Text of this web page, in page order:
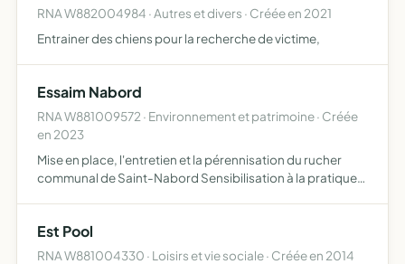
RNA W882004984 · Autres et divers · Créée en 2021
Entrainer des chiens pour la recherche de victime,
Essaim Nabord
RNA W881009572 · Environnement et patrimoine · Créée
en 2023
Mise en place, l'entretien et la pérennisation du rucher
communal de Saint-Nabord Sensibilisation à la pratique
Est Pool
RNA W881004330 · Loisirs et vie sociale · Créée en 2014